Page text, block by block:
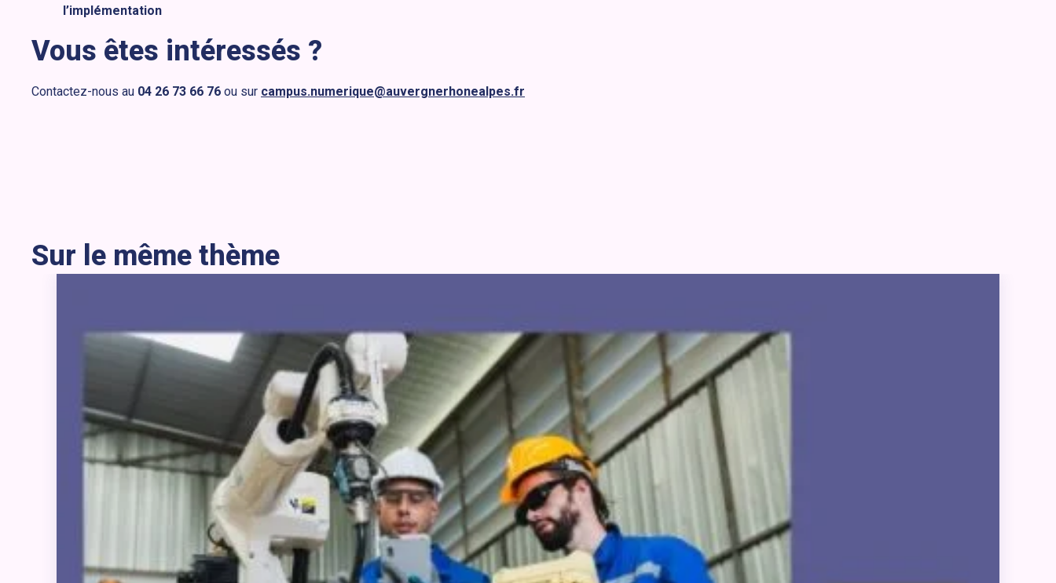
l’implémentation
Vous êtes intéressés ?
Contactez-nous au 04 26 73 66 76 ou sur campus.numerique@auvergnerhonealpes.fr
Sur le même thème